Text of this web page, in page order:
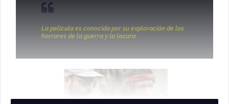
La película es conocida por su exploración de los
horrores de la guerra y la locura.